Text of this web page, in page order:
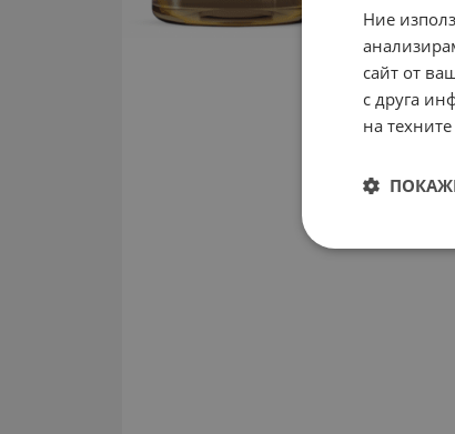
Ние
сайт от
с друга
на техните